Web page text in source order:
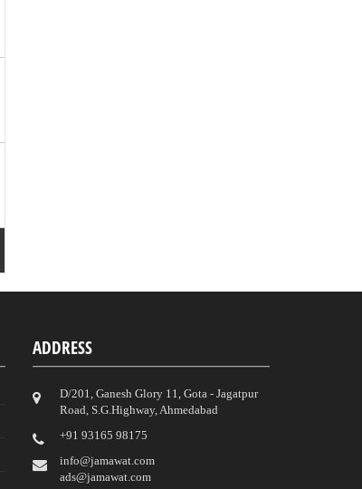
ADDRESS
D/201, Ganesh Glory 11, Gota - Jagatpur
Road, S.G.Highway, Ahmedabad
‎+91 93165 98175
info@jamawat.com
ads@jamawat.com